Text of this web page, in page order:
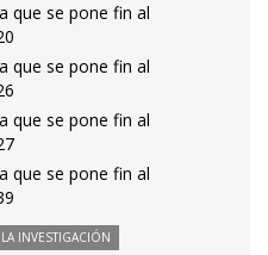
que se pone fin al
que se pone fin al
que se pone fin al
que se pone fin al
INVESTIGACIÓN